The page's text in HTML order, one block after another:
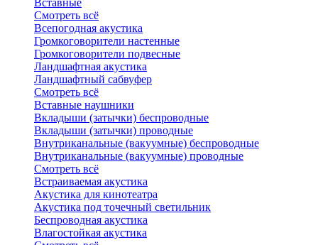
Вставные
Смотреть всё
Всепогодная акустика
Громкоговорители настенные
Громкоговорители подвесные
Ландшафтная акустика
Ландшафтный сабвуфер
Смотреть всё
Вставные наушники
Вкладыши (затычки) беспроводные
Вкладыши (затычки) проводные
Внутриканальные (вакуумные) беспроводные
Внутриканальные (вакуумные) проводные
Смотреть всё
Встраиваемая акустика
Акустика для кинотеатра
Акустика под точечный светильник
Беспроводная акустика
Влагостойкая акустика